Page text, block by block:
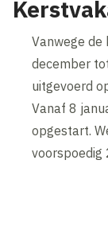
Vanwege
december
uitgevoerd
Vanaf 8
opgestart.
voorspoedig